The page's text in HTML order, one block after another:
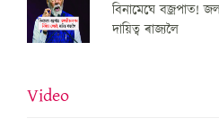
বিনামেঘে বজ্ৰপাত!
দায়িত্ব ৰাজ্যলৈ
Video